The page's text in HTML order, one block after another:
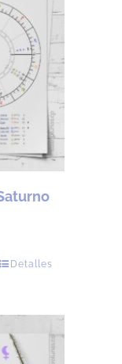
Detalles